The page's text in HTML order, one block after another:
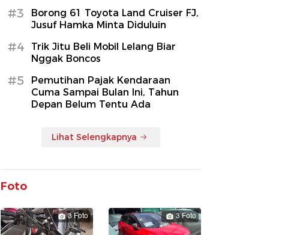
#3
Borong 61 Toyota Land Cruiser FJ,
Jusuf Hamka Minta Diduluin
#4
Trik Jitu Beli Mobil Lelang Biar
Nggak Boncos
#5
Pemutihan Pajak Kendaraan
Cuma Sampai Bulan Ini, Tahun
Depan Belum Tentu Ada
Lihat Selengkapnya
Foto
3 Foto 3 Foto